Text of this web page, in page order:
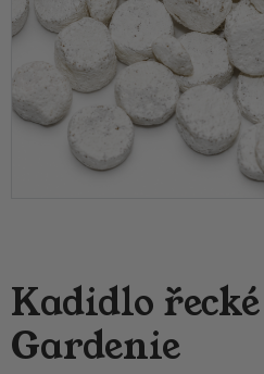
Kadidlo
Gardenie